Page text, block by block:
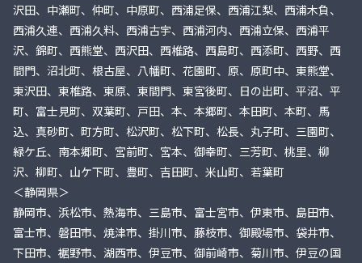
沢田、中瀬町、仲町、中原町、西浦足保、西浦江梨、西浦木負、
西浦久連、西浦久料、西浦古宇、西浦河内、西浦立保、西浦平
沢、錦町、西熊堂、西沢田、西椎路、西島町、西添町、西野、西
間門、沼北町、根古屋、八幡町、花園町、原、原町中、東熊堂、
東沢田、東椎路、東原、東間門、東宮後町、日の出町、平沼、平
町、富士見町、双葉町、戸田、本、本郷町、本田町、本町、馬
込、真砂町、町方町、松沢町、松下町、松長、丸子町、三園町、
緑ケ丘、南本郷町、宮前町、宮本、御幸町、三芳町、桃里、柳
沢、柳町、山ケ下町、豊町、吉田町、米山町、若葉町
＜静岡県＞
静岡市、浜松市、熱海市、三島市、富士宮市、伊東市、島田市、
富士市、磐田市、焼津市、掛川市、藤枝市、御殿場市、袋井市、
下田市、裾野市、湖西市、伊豆市、御前崎市、菊川市、伊豆の国